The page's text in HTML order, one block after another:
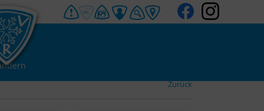
Zurück